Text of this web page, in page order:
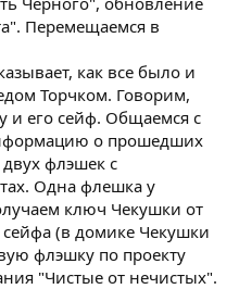
Перемещаемся в
как все было и
Торчком. Говорим,
и его сейф. Общаемся с
о прошедших
флэшек с
Одна флешка у
ключ Чекушки от
(в домике Чекушки
флэшку по проекту
"Чистые от нечистых".